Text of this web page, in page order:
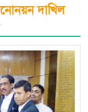
দাখিল